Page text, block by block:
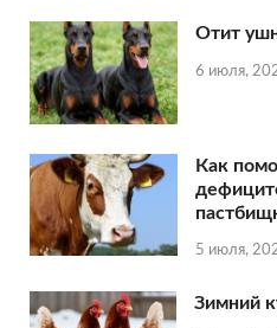
Отит
6 июля,
Как
5 июля,
Зимний